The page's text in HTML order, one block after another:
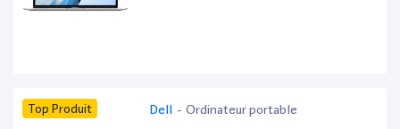
Top Produit Dell - Ordinateur portable